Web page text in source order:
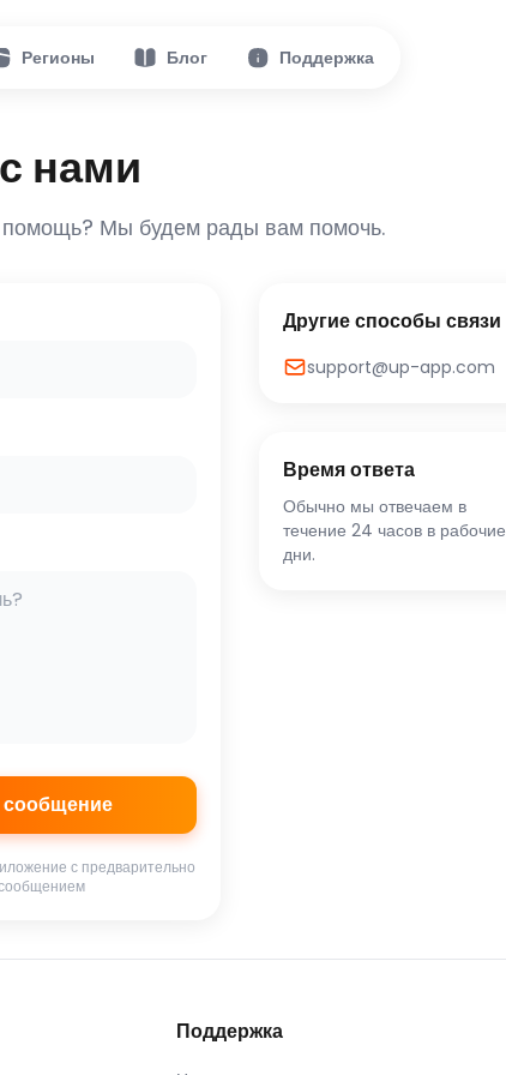
Регионы Блог Поддержка
нами
помощь? Мы будем рады вам помочь.
с предварительно
Другие способы связи
support@up-app.com
Время ответа
Обычно мы отвечаем в
течение 24 часов в рабочие
дни.
Поддержка